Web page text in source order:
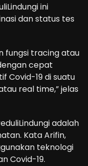
ini
dan status tes
fungsi tracing atau
cepat
Covid-19 di suatu
real time,” jelas
adalah
Kata Arifin,
teknologi
Covid-19.